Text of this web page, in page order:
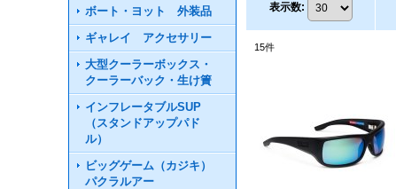
ボート・ヨット 外装品
ギャレイ アクセサリー
大型クーラーボックス・
クーラーバック・生け簀
インフレータブルSUP
（スタンドアップパド
ル）
ビッグゲーム（カジキ）
パクラルアー
表示数:
15件